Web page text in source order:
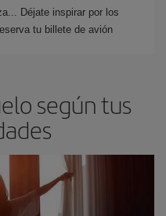
Déjate inspirar por los
tu billete de avión
según tus